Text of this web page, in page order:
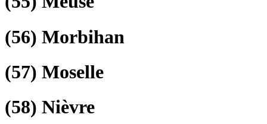
(56) Morbihan
(57) Moselle
(58) Nièvre